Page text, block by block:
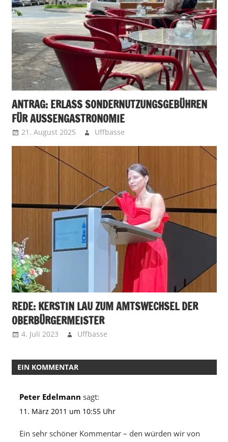
ANTRAG: ERLASS SONDERNUTZUNGSGEBÜHREN
FÜR AUSSENGASTRONOMIE
21. August 2025 Uffbasse
REDE: KERSTIN LAU ZUM AMTSWECHSEL DER
OBERBÜRGERMEISTER
4. Juli 2023 Uffbasse
EIN KOMMENTAR
Peter Edelmann sagt:
11. März 2011 um 10:55 Uhr
Ein sehr schöner Kommentar – den würden wir von